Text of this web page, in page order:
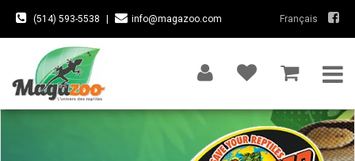
(514) 593-5538 info@magazoo.com Français